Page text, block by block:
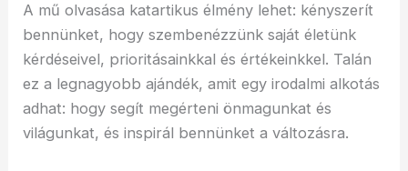
A mű olvasása katartikus élmény lehet: kényszerít
bennünket, hogy szembenézzünk saját életünk
kérdéseivel, prioritásainkkal és értékeinkkel. Talán
ez a legnagyobb ajándék, amit egy irodalmi alkotás
adhat: hogy segít megérteni önmagunkat és
világunkat, és inspirál bennünket a változásra.